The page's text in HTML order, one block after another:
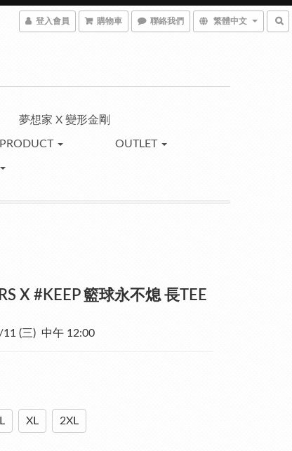
登入會員 購物車 聯絡我們 繁體中文
夢想家 X 變形金剛
PRODUCT OUTLET
X #KEEP 籃球永不熄 長TEE
(三)  中午 12:00
L XL 2XL